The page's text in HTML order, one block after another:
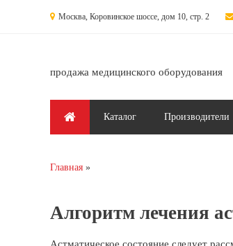
Москва, Коровинское шоссе, дом 10, стр. 2
продажа медицинского оборудования
Главное менюКаталог Производители
Вы здесь
Главная
Алгоритм лечения